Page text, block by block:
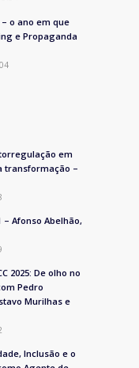
– o ano em que
e Propaganda
em
transformação –
– Afonso Abelhão,
2025: De olho no
Pedro
Murilhas e
Inclusão e o